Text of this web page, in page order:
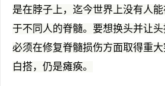
是在脖子上，迄今世界上没有人
于不同人的脊髓。要想换头并让
必须在修复脊髓损伤方面取得重
白搭，仍是瘫痪。